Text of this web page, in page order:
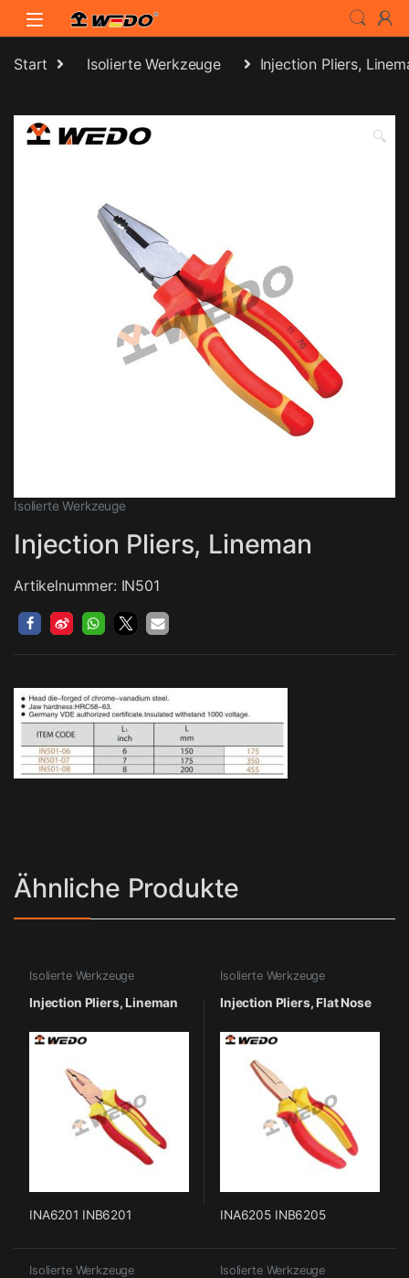
Skip to navigation
Skip to content
Start Isolierte Werkzeuge Injection Pliers,
🔍
Isolierte Werkzeuge
Injection Pliers, Lineman
Artikelnummer: IN501
Ähnliche Produkte
Isolierte Werkzeuge
Injection Pliers, Lineman
INA6201 INB6201
Isolierte Werkzeuge
Injection Pliers, Flat Nose
INA6205 INB6205
Isolierte Werkzeuge Isolierte Werkzeuge